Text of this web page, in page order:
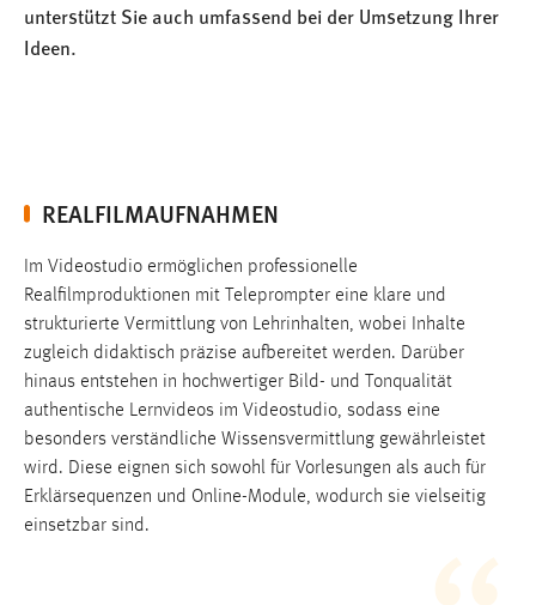
unterstützt Sie auch umfassend bei der Umsetzung Ihrer
Ideen.
REALFILMAUFNAHMEN
Im Videostudio ermöglichen professionelle
Realfilmproduktionen mit Teleprompter eine klare und
strukturierte Vermittlung von Lehrinhalten, wobei Inhalte
zugleich didaktisch präzise aufbereitet werden. Darüber
hinaus entstehen in hochwertiger Bild- und Tonqualität
authentische Lernvideos im Videostudio, sodass eine
besonders verständliche Wissensvermittlung gewährleistet
wird. Diese eignen sich sowohl für Vorlesungen als auch für
Erklärsequenzen und Online-Module, wodurch sie vielseitig
einsetzbar sind.
Name:
Login
Name:
fe_user, be_user, be_lastLoginProvider
Zweck:
Dieser Cookie ist notwendig um sich an der Website
einloggen zu können.
Cookie Laufzeit: